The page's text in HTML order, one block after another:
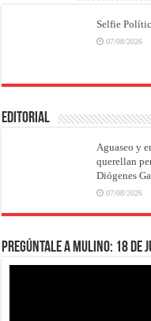
Selfie
07/08/2026
EDITORIAL
Aguaseo y
querellan
Diógenes
07/08/2026
Pregúntale a Mulino: 18 de